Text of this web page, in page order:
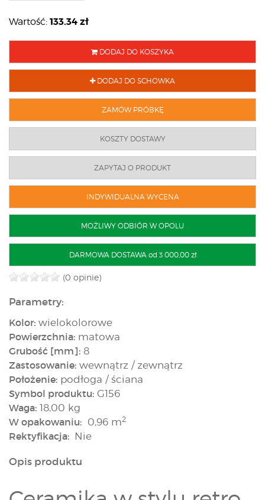
Wartość: 133.34zł
DODAJ DO KOSZYKA
DODAJ DO SCHOWKA
ZAMÓW PRÓBKĘ
KOSZTY DOSTAWY
ZAPYTAJ O PRODUKT
INDYWIDUALNA WYCENA
MOŻLIWY ODBIÓR W OPOLU
DARMOWA DOSTAWA od 3 000,00 zł
(0 opinie)
Parametry:
Kolor: wielokolorowe
Powierzchnia: matowa
Grubość [mm]: 8
Zastosowanie: wewnątrz / zewnątrz
Położenie: podłoga / ściana
Symbol produktu: G156
Waga: 18,00 kg
W opakowaniu: 0,96 m2
Rektyfikacja: Nie
Opis produktu